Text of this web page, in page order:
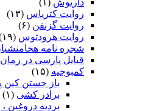
داریوش (۱)
روایت کتزیاس (۱۳)
روایت گزنفن (۶)
روایت هرودتوس (۱۹)
شجره نامه
قبایل پارسی در
کمبوجیه (۱۵)
باز جستن کین
برادر کشی (۱)
بردیه